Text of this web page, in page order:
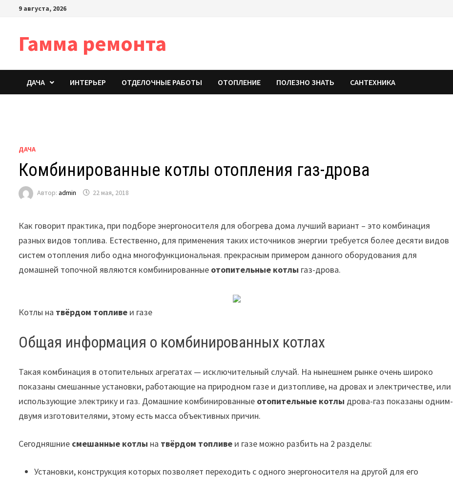
Перейти9 августа, 2026
Гамма ремонта
ДАЧА ИНТЕРЬЕР ОТДЕЛОЧНЫЕ РАБОТЫ ОТОПЛЕНИЕ ПОЛЕЗНО ЗНАТЬ САНТЕХНИКА
ДАЧА
Комбинированные котлы отопления газ-дрова
Автор:admin 22 мая, 2018
Как говорит практика, при подборе энергоносителя для обогрева дома лучший вариант – это комбинация
разных видов топлива. Естественно, для применения таких источников энергии требуется более десяти видов
систем отопления либо одна многофункциональная. прекрасным примером данного оборудования для
домашней топочной являются комбинированные отопительные котлы газ-дрова.
Котлы на твёрдом топливе и газе
Общая информация о комбинированных котлах
Такая комбинация в отопительных агрегатах — исключительный случай. На нынешнем рынке очень широко
показаны смешанные установки, работающие на природном газе и дизтопливе, на дровах и электричестве, или
использующие электрику и газ. Домашние комбинированные отопительные котлы дрова-газ показаны одним-
двумя изготовителями, этому есть масса объективных причин.
Сегодняшние смешанные котлы на твёрдом топливе и газе можно разбить на 2 разделы:
Установки, конструкция которых позволяет переходить с одного энергоносителя на другой для его